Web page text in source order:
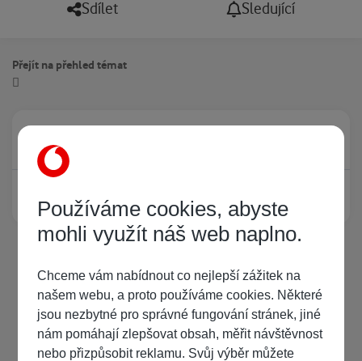
Sdílet Sledující
Přejít na přehled témat
Žádný registrovaný uživatel si neprohlíží tuto stránku
Používáme cookies, abyste
mohli využít náš web naplno.
Chceme vám nabídnout co nejlepší zážitek na
našem webu, a proto používáme cookies. Některé
jsou nezbytné pro správné fungování stránek, jiné
nám pomáhají zlepšovat obsah, měřit návštěvnost
nebo přizpůsobit reklamu. Svůj výběr můžete